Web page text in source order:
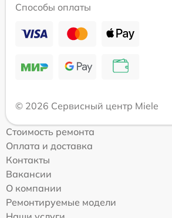
Способы оплаты
© 2026 Сервисный центр Miele
Стоимость ремонта
Оплата и доставка
Контакты
Вакансии
О компании
Ремонтируемые модели